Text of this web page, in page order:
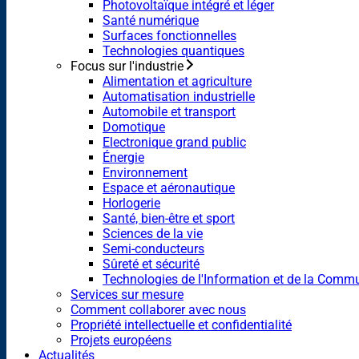
Photovoltaïque intégré et léger
Santé numérique
Surfaces fonctionnelles
Technologies quantiques
Focus sur l'industrie
Alimentation et agriculture
Automatisation industrielle
Automobile et transport
Domotique
Electronique grand public
Énergie
Environnement
Espace et aéronautique
Horlogerie
Santé, bien-être et sport
Sciences de la vie
Semi-conducteurs
Sûreté et sécurité
Technologies de l'Information et de la
Services sur mesure
Comment collaborer avec nous
Propriété intellectuelle et confidentialité
Projets européens
Actualités